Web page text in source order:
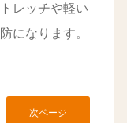
レッチや軽い
になります。
次ページ